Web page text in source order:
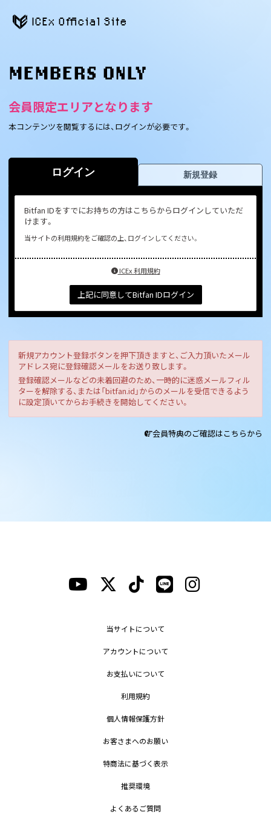
ICEx Official Site
MEMBERS ONLY
会員限定エリアとなります
本コンテンツを閲覧するには、ログインが必要です。
ログイン 新規登録
Bitfan IDをすでにお持ちの方はこちらからログインしていただ
けます。
当サイトの利用規約をご確認の上、ログインしてください。
ICEx 利用規約
上記に同意してBitfan IDログイン
新規アカウント登録ボタンを押下頂きますと、ご入力頂いたメール
アドレス宛に登録確認メールをお送り致します。
登録確認メールなどの未着回避のため、一時的に迷惑メールフィル
ターを解除する、または「bitfan.id」からのメールを受信できるよう
に設定頂いてからお手続きを開始してください。
会員特典のご確認はこちらから
当サイトについて
アカウントについて
お支払いについて
利用規約
個人情報保護方針
お客さまへのお願い
特商法に基づく表示
推奨環境
よくあるご質問